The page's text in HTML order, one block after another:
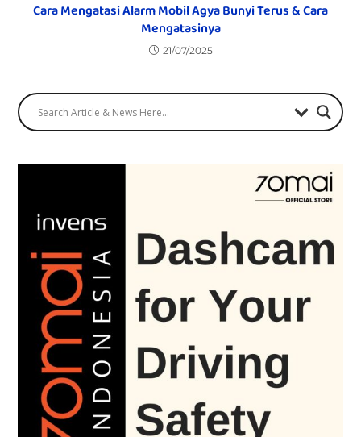
Cara Mengatasi Alarm Mobil Agya Bunyi Terus & Cara
Mengatasinya
21/07/2025